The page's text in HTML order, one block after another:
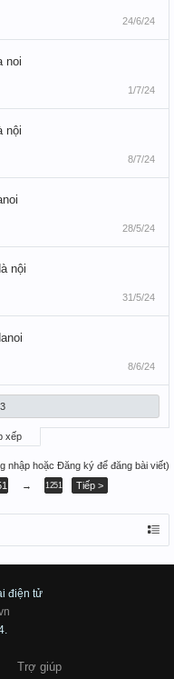
24/6/24
noi
1/7/24
nội
8/7/24
28/5/24
nội
31/5/24
8/6/24
xếp
nhập hoặc Đăng ký để đăng bài viết)
→ 1251 Tiếp >
điện tử
Trợ giúp